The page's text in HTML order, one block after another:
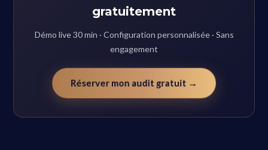
gratuitement
Démo live 30 min · Configuration personnalisée · Sans
engagement
Réserver mon audit gratuit →